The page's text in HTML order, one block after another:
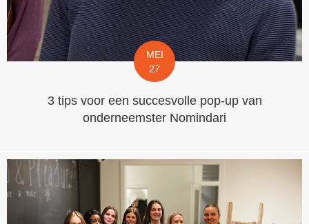
MEI
27
3 tips voor een succesvolle pop-up van
onderneemster Nomindari